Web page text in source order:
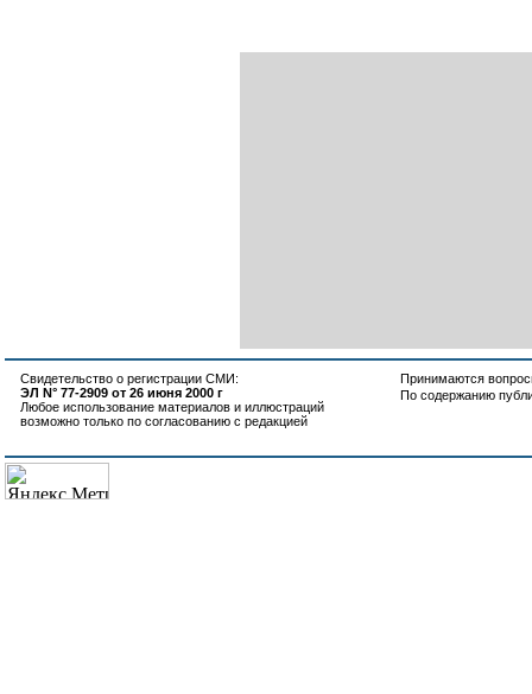
Свидетельство о регистрации СМИ:
ЭЛ N° 77-2909 от 26 июня 2000 г
Любое использование материалов и иллюстраций
возможно только по согласованию с редакцией
Принимаются
По содержанию